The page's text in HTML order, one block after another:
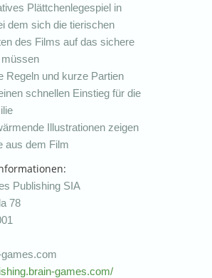
Plättchenlegespiel in
dem sich die tierischen
des Films auf das sichere
müssen
Regeln und kurze Partien
schnellen Einstieg für die
Illustrationen zeigen
aus dem Film
Publishing SIA
78
games.com/